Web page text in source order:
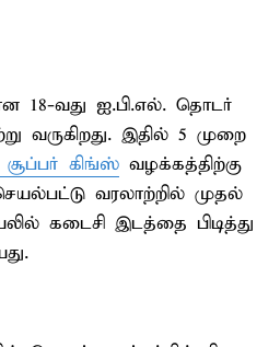
18-வது ஐ.பி.எல். தொடர்
வருகிறது. இதில் 5 முறை
கிங்ஸ் வழக்கத்திற்கு
வரலாற்றில் முதல்
கடைசி இடத்தை பிடித்து